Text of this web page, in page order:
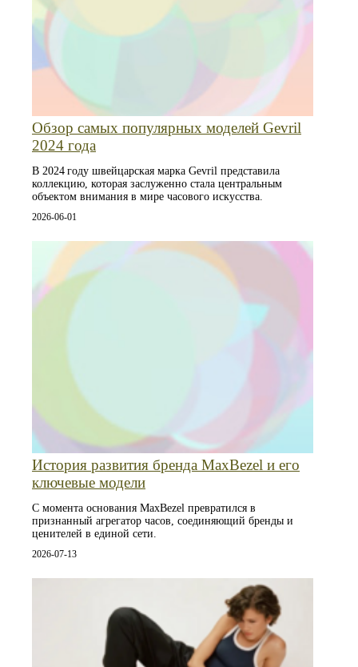
Обзор самых популярных моделей Gevril
2024 года
В 2024 году швейцарская марка Gevril представила
коллекцию, которая заслуженно стала центральным
объектом внимания в мире часового искусства.
2026-06-01
История развития бренда MaxBezel и его
ключевые модели
С момента основания MaxBezel превратился в
признанный агрегатор часов, соединяющий бренды и
ценителей в единой сети.
2026-07-13